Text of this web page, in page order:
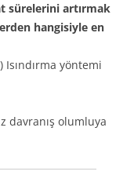
sürelerini artırmak
hangisiyle en
yöntemi
davranış olumluya